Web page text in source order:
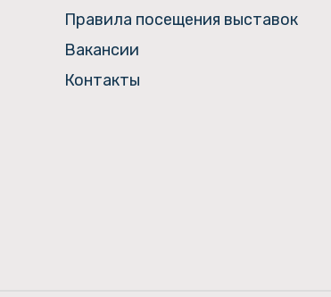
Правила посещения выставок
Вакансии
Контакты